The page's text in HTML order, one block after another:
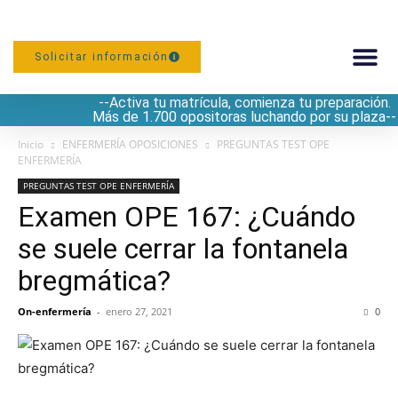
Solicitar información
--Activa tu matrícula, comienza tu preparación.
Más de 1.700 opositoras luchando por su plaza--
Inicio ENFERMERÍA OPOSICIONES
PREGUNTAS TEST OPE
ENFERMERÍA
PREGUNTAS TEST OPE ENFERMERÍA
Examen OPE 167: ¿Cuándo
se suele cerrar la fontanela
bregmática?
On-enfermería - enero 27, 2021 0